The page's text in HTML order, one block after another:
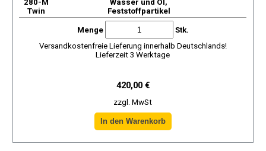
280-M
Twin
Wasser und Öl,
Feststoffpartikel
Menge
Stk.
Versandkostenfreie Lieferung innerhalb Deutschlands!
Lieferzeit 3 Werktage
420,00 €
zzgl. MwSt